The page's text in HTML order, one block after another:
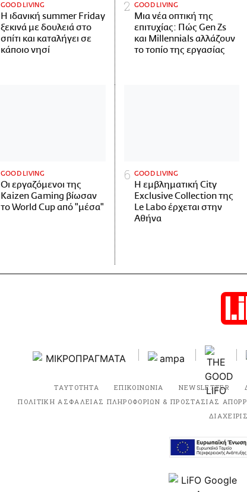
GOOD LIVING
Η ιδανική summer Friday
ξεκινά με δουλειά στο
σπίτι και καταλήγει σε
κάποιο νησί
GOOD LIVING
Μια νέα οπτική της
επιτυχίας: Πώς Gen Zs
και Millennials αλλάζουν
το τοπίο της εργασίας
GOOD LIVING
Οι εργαζόμενοι της
Kaizen Gaming βίωσαν
το World Cup από "μέσα"
GOOD LIVING
Η εμβληματική City
Exclusive Collection της
Le Labo έρχεται στην
Αθήνα
ΤΑΥΤΟΤΗΤΑ ΕΠΙΚΟΙΝΩΝΙΑ NEWSLETTER
ΠΟΛΙΤΙΚΗ ΑΣΦΑΛΕΙΑΣ ΠΛΗΡΟΦΟΡΙΩΝ & ΠΡΟΣΤΑΣΙΑΣ